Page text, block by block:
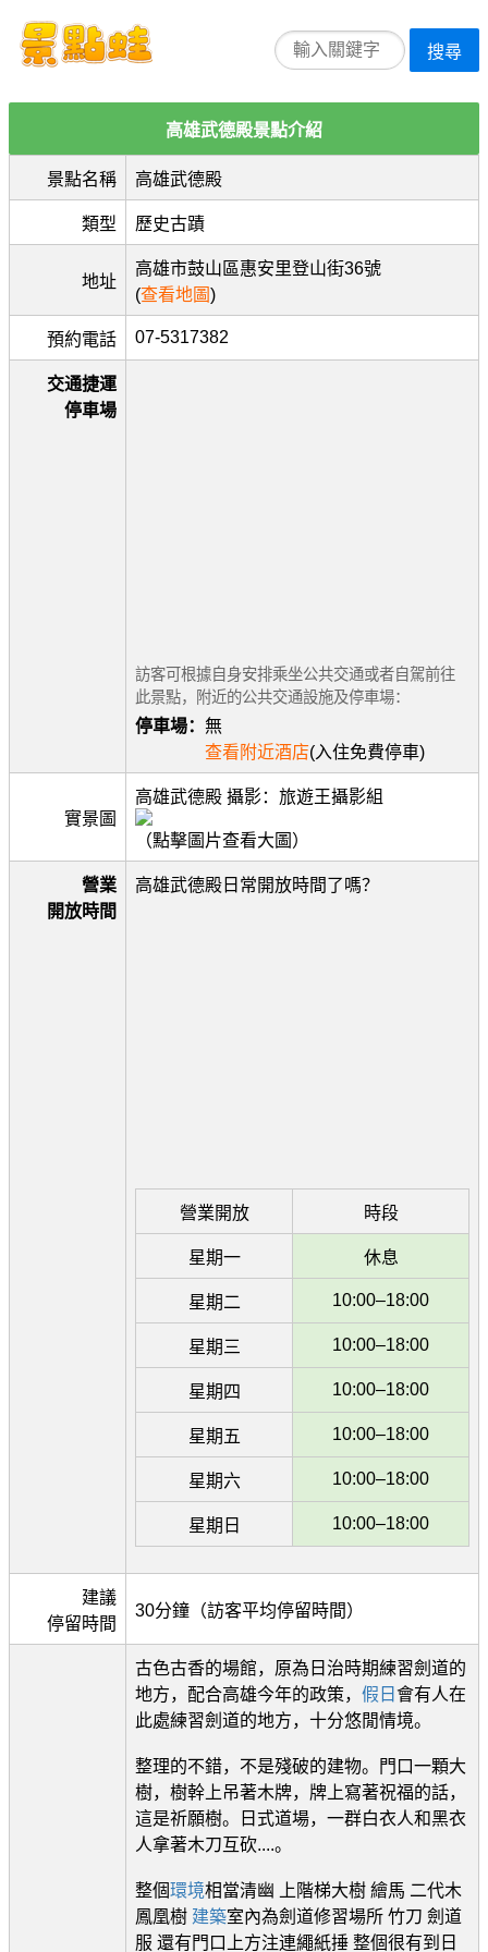
搜尋
高雄武德殿景點介紹
景點名稱 高雄武德殿
類型 歷史古蹟
地址
高雄市鼓山區惠安里登山街36號
(查看地圖)
預約電話 07-5317382
交通捷運
停車場
訪客可根據自身安排乘坐公共交通或者自駕前往
此景點，附近的公共交通設施及停車場：
停車場： 無
查看附近酒店(入住免費停車)
實景圖
高雄武德殿 攝影：旅遊王攝影組
（點擊圖片查看大圖）
營業
開放時間
高雄武德殿日常開放時間了嗎？
營業開放 時段
星期一 休息
星期二 10:00–18:00
星期三 10:00–18:00
星期四 10:00–18:00
星期五 10:00–18:00
星期六 10:00–18:00
星期日 10:00–18:00
建議
停留時間
30分鐘（訪客平均停留時間）
古色古香的場館，原為日治時期練習劍道的
地方，配合高雄今年的政策， 假日 會有人在
此處練習劍道的地方，十分悠閒情境。
整理的不錯，不是殘破的建物。門口一顆大
樹，樹幹上吊著木牌，牌上寫著祝福的話，
這是祈願樹。日式道場，一群白衣人和黑衣
人拿著木刀互砍....。
整個環境相當清幽 上階梯大樹 繪馬 二代木
鳳凰樹 建築室內為劍道修習場所 竹刀 劍道
服 還有門口上方注連繩紙捶 整個很有到日